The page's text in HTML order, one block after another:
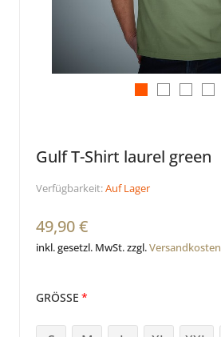
Gulf T-Shirt laurel green
Verfügbarkeit:Auf Lager
49,90 €
inkl. gesetzl. MwSt. zzgl.Versandkosten
GRÖSSE